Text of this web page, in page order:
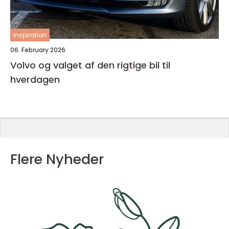
inspiration
06. February 2026
Volvo og valget af den rigtige bil til
hverdagen
Flere Nyheder